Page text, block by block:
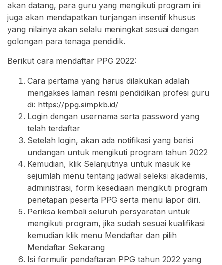
akan datang, para guru yang mengikuti program ini
juga akan mendapatkan tunjangan insentif khusus
yang nilainya akan selalu meningkat sesuai dengan
golongan para tenaga pendidik.
Berikut cara mendaftar PPG 2022:
Cara pertama yang harus dilakukan adalah
mengakses laman resmi pendidikan profesi guru
di: https://ppg.simpkb.id/
Login dengan usernama serta password yang
telah terdaftar
Setelah login, akan ada notifikasi yang berisi
undangan untuk mengikuti program tahun 2022
Kemudian, klik Selanjutnya untuk masuk ke
sejumlah menu tentang jadwal seleksi akademis,
administrasi, form kesediaan mengikuti program
penetapan peserta PPG serta menu lapor diri.
Periksa kembali seluruh persyaratan untuk
mengikuti program, jika sudah sesuai kualifikasi
kemudian klik menu Mendaftar dan pilih
Mendaftar Sekarang
Isi formulir pendaftaran PPG tahun 2022 yang